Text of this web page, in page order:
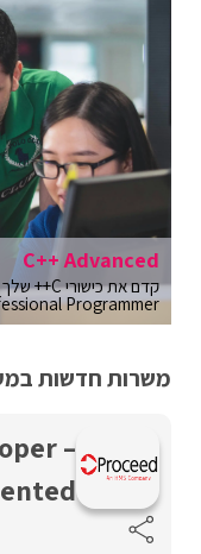
C++ Advanced
Programmer.
משרות חדשות
–